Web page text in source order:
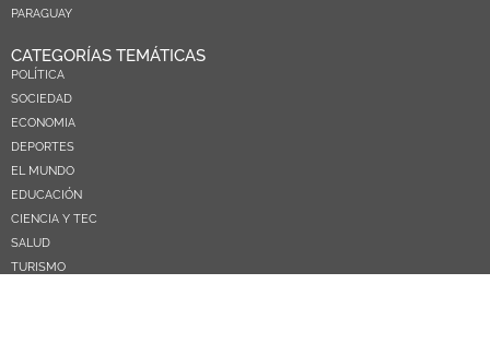
PARAGUAY
CATEGORÍAS TEMÁTICAS
POLÍTICA
SOCIEDAD
ECONOMIA
DEPORTES
EL MUNDO
EDUCACIÓN
CIENCIA Y TEC
SALUD
TURISMO